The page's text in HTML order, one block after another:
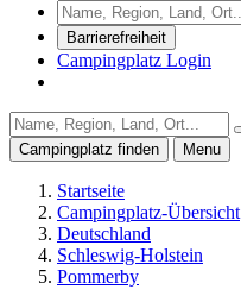
Barrierefreiheit
Campingplatz Login
Campingplatz finden
Menu
Startseite
Campingplatz-Übersicht
Deutschland
Schleswig-Holstein
Pommerby